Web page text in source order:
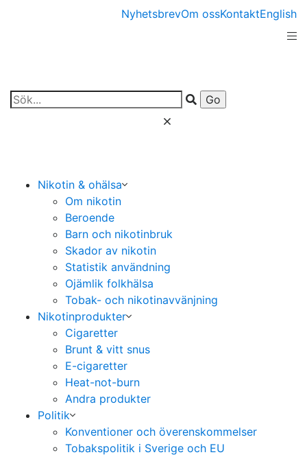
NyhetsbrevOm ossKontaktEnglish
Nikotin & ohälsa
Om nikotin
Beroende
Barn och nikotinbruk
Skador av nikotin
Statistik användning
Ojämlik folkhälsa
Tobak- och nikotinavvänjning
Nikotinprodukter
Cigaretter
Brunt & vitt snus
E-cigaretter
Heat-not-burn
Andra produkter
Politik
Konventioner och överenskommelser
Tobakspolitik i Sverige och EU